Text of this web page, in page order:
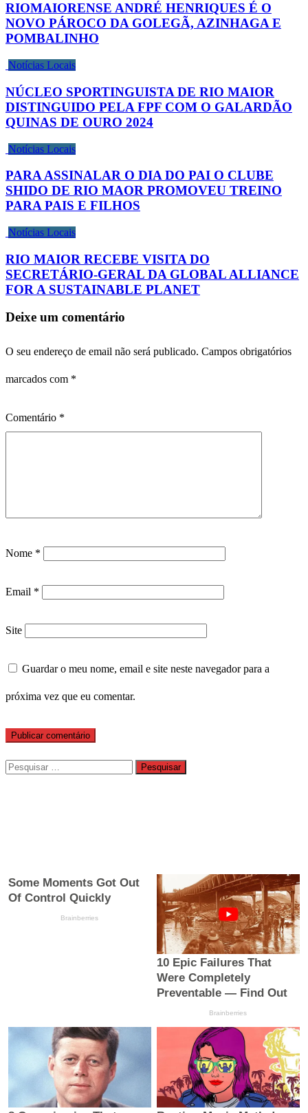
RIOMAIORENSE ANDRÉ HENRIQUES É O
NOVO PÁROCO DA GOLEGÃ, AZINHAGA E
POMBALINHO
Notícias Locais
NÚCLEO SPORTINGUISTA DE RIO MAIOR
DISTINGUIDO PELA FPF COM O GALARDÃO
QUINAS DE OURO 2024
Notícias Locais
PARA ASSINALAR O DIA DO PAI O CLUBE
SHIDO DE RIO MAOR PROMOVEU TREINO
PARA PAIS E FILHOS
Notícias Locais
RIO MAIOR RECEBE VISITA DO
SECRETÁRIO-GERAL DA GLOBAL ALLIANCE
FOR A SUSTAINABLE PLANET
Deixe um comentário
O seu endereço de email não será publicado. Campos obrigatórios
marcados com *
Comentário *
Nome *
Email *
Site
Guardar o meu nome, email e site neste navegador para a
próxima vez que eu comentar.
Pesquisar
por: